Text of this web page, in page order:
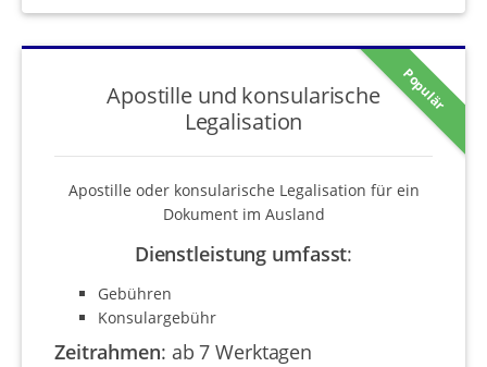
Populär
Apostille und konsularische
Legalisation
Apostille oder konsularische Legalisation für ein
Dokument im Ausland
Dienstleistung umfasst:
Gebühren
Konsulargebühr
Zeitrahmen: ab 7 Werktagen